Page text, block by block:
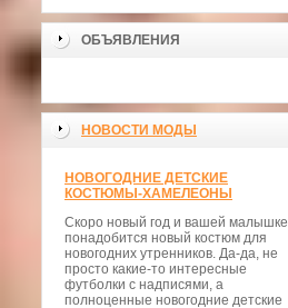
ОБЪЯВЛЕНИЯ
НОВОСТИ МОДЫ
НОВОГОДНИЕ ДЕТСКИЕ
КОСТЮМЫ-ХАМЕЛЕОНЫ
Скоро новый год и вашей малышке
понадобится новый костюм для
новогодних утренников. Да-да, не
просто какие-то интересные
футболки с надписями, а
полноценные новогодние детские